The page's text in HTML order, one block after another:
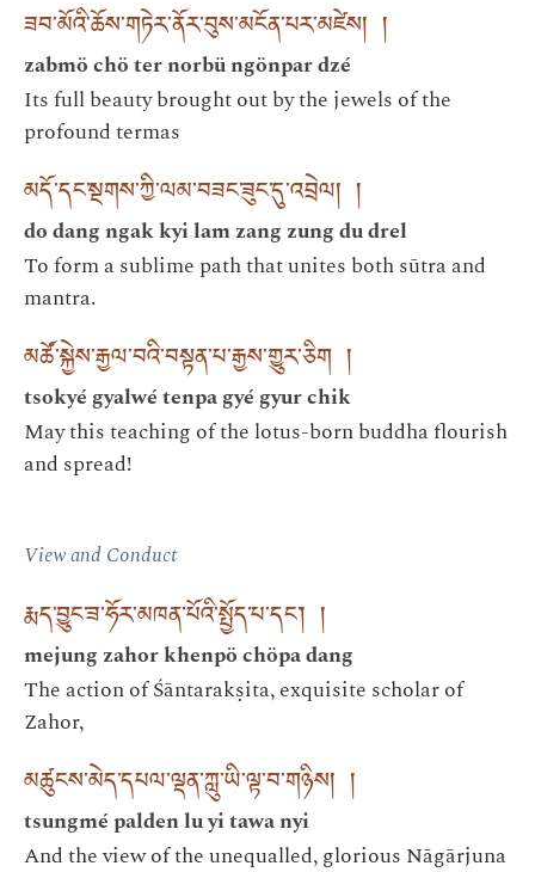
ཟབ་མོའི་ཆོས་གཏེར་ནོར་བུས་མངོན་པར་མཛེས། །
zabmö chö ter norbü ngönpar dzé
Its full beauty brought out by the jewels of the
profound termas
མདོ་དང་སྔགས་ཀྱི་ལམ་བཟང་ཟུང་དུ་འབྲེལ། །
do dang ngak kyi lam zang zung du drel
To form a sublime path that unites both sūtra and
mantra.
མཚོ་སྐྱེས་རྒྱལ་བའི་བསྟན་པ་རྒྱས་གྱུར་ཅིག །
tsokyé gyalwé tenpa gyé gyur chik
May this teaching of the lotus-born buddha flourish
and spread!
View and Conduct
རྨད་བྱུང་ཟ་ཧོར་མཁན་པོའི་སྤྱོད་པ་དང༌། །
mejung zahor khenpö chöpa dang
The action of Śāntarakṣita, exquisite scholar of
Zahor,
མཚུངས་མེད་དཔལ་ལྡན་ཀླུ་ཡི་ལྟ་བ་གཉིས། །
tsungmé palden lu yi tawa nyi
And the view of the unequalled, glorious Nāgārjuna